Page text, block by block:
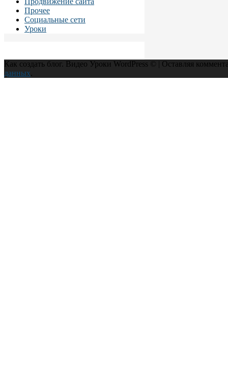
Прочее
Социальные сети
Уроки
Как создать блог. Видео Уроки WordPress © | Оставляя
данных.